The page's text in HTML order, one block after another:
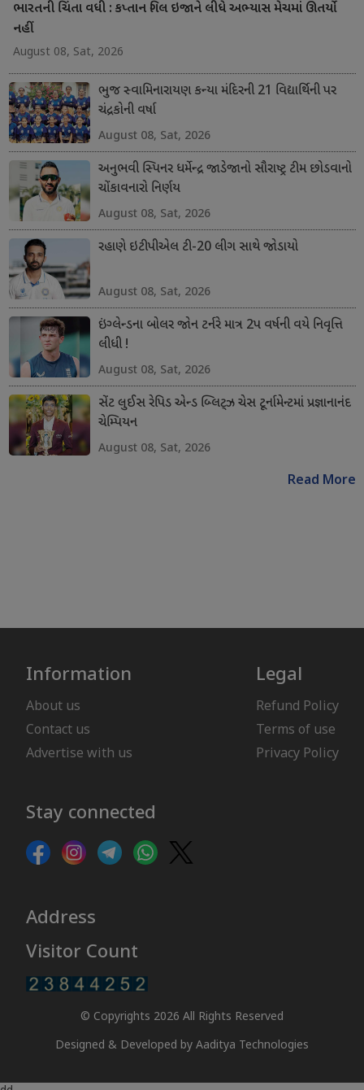
ભારતની ચિંતા વધી : કપ્તાન ગિલ ઇજાને લીધે અભ્યાસ મેચમાં ઊતર્યો
નહીં
August 08, Sat, 2026
ભુજ સ્વામિનારાયણ કન્યા મંદિરની 21 વિદ્યાર્થિની પર
ચંદ્રકોની વર્ષા
August 08, Sat, 2026
અનુભવી સ્પિનર ધર્મેન્દ્ર જાડેજાનો સૌરાષ્ટ્ર ટીમ છોડવાનો
ચોંકાવનારો નિર્ણય
August 08, Sat, 2026
રહાણે ઇટીપીએલ ટી-20 લીગ સાથે જોડાયો
August 08, Sat, 2026
ઇંગ્લેન્ડના બોલર જોન ટર્નરે માત્ર 2પ વર્ષની વયે નિવૃત્તિ
લીધી !
August 08, Sat, 2026
સેંટ લુઈસ રેપિડ એન્ડ બ્લિટ્ઝ ચેસ ટૂર્નામેન્ટમાં પ્રજ્ઞાનાનંદ
ચેમ્પિયન
August 08, Sat, 2026
Read More
Information
About us
Contact us
Advertise with us
Legal
Refund Policy
Terms of use
Privacy Policy
Stay connected
Address
Visitor Count
© Copyrights 2026 All Rights Reserved
Designed & Developed by Aaditya Technologies